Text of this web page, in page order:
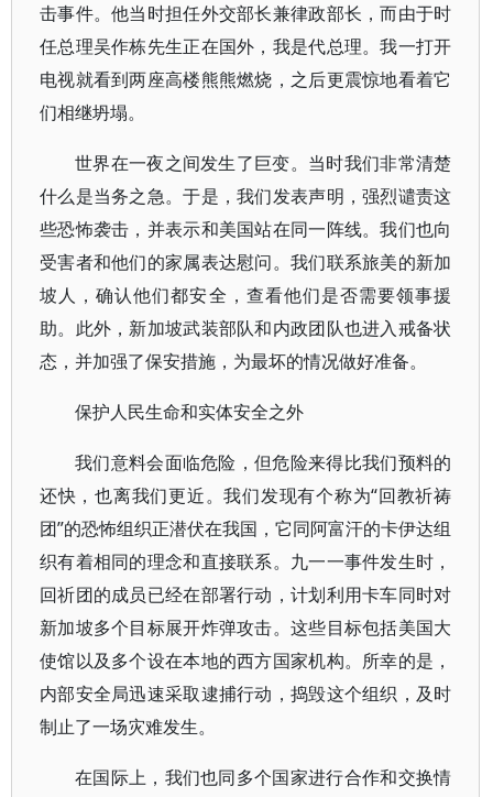
击事件。他当时担任外交部长兼律政部长，而由于时
任总理吴作栋先生正在国外，我是代总理。我一打开
电视就看到两座高楼熊熊燃烧，之后更震惊地看着它
们相继坍塌。
世界在一夜之间发生了巨变。当时我们非常清楚
什么是当务之急。于是，我们发表声明，强烈谴责这
些恐怖袭击，并表示和美国站在同一阵线。我们也向
受害者和他们的家属表达慰问。我们联系旅美的新加
坡人，确认他们都安全，查看他们是否需要领事援
助。此外，新加坡武装部队和内政团队也进入戒备状
态，并加强了保安措施，为最坏的情况做好准备。
保护人民生命和实体安全之外
我们意料会面临危险，但危险来得比我们预料的
还快，也离我们更近。我们发现有个称为“回教祈祷
团”的恐怖组织正潜伏在我国，它同阿富汗的卡伊达组
织有着相同的理念和直接联系。九一一事件发生时，
回祈团的成员已经在部署行动，计划利用卡车同时对
新加坡多个目标展开炸弹攻击。这些目标包括美国大
使馆以及多个设在本地的西方国家机构。所幸的是，
内部安全局迅速采取逮捕行动，捣毁这个组织，及时
制止了一场灾难发生。
在国际上，我们也同多个国家进行合作和交换情